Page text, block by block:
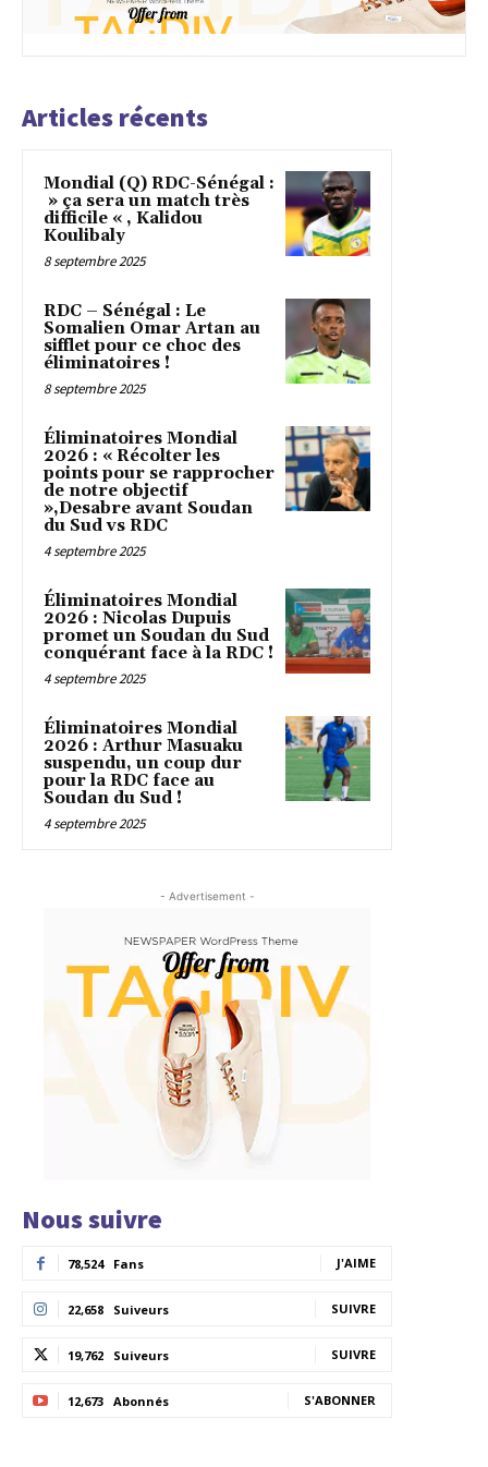
Articles récents
Mondial (Q) RDC-Sénégal :
» ça sera un match très
difficile « , Kalidou
Koulibaly
8 septembre 2025
RDC – Sénégal : Le
Somalien Omar Artan au
sifflet pour ce choc des
éliminatoires !
8 septembre 2025
Éliminatoires Mondial
2026 : « Récolter les
points pour se rapprocher
de notre objectif
»,Desabre avant Soudan
du Sud vs RDC
4 septembre 2025
Éliminatoires Mondial
2026 : Nicolas Dupuis
promet un Soudan du Sud
conquérant face à la RDC !
4 septembre 2025
Éliminatoires Mondial
2026 : Arthur Masuaku
suspendu, un coup dur
pour la RDC face au
Soudan du Sud !
4 septembre 2025
- Advertisement -
Nous suivre
78,524 Fans J'AIME
22,658 Suiveurs SUIVRE
19,762 Suiveurs SUIVRE
12,673 Abonnés S'ABONNER